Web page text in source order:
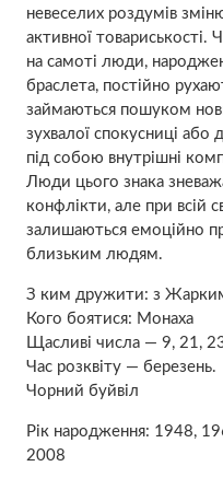
невеселих роздумів
активної товариськості.
на самоті люди,
браслета, постійно
займаються пошуком
зухвалої спокусниці або
під собою внутрішні
Люди цього знака
конфлікти, але при всій
залишаються емоційно
близьким людям.
З ким дружити: з
Кого боятися: Монаха
Щасливі числа — 9, 21,
Час розквіту — березень.
Чорний буйвіл
Рік народження: 1948,
2008